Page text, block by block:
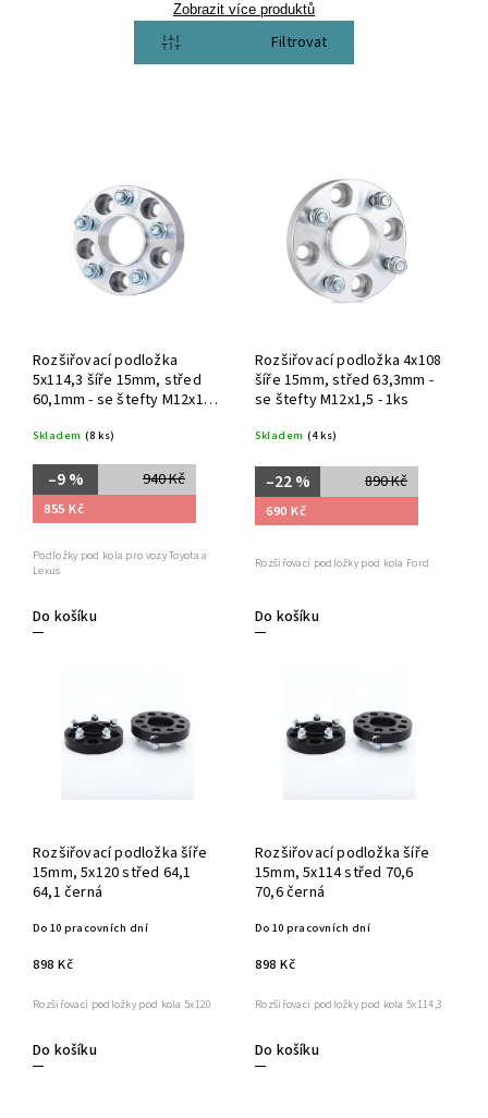
Zobrazit více produktů
Otevřít filtr
Rozšiřovací podložka
5x114,3 šíře 15mm, střed
60,1mm - se štefty M12x1,5
Skladem (8 ks)
940 Kč
–9 %
855 Kč
Do košíku
Podložky pod kola pro vozy Toyota a
Lexus
Rozšiřovací podložka 4x108
šíře 15mm, střed 63,3mm -
se štefty M12x1,5 - 1ks
Skladem (4 ks)
890 Kč
–22 %
690 Kč
Do košíku
Rozšiřovací podložky pod kola Ford
Rozšiřovací podložka šíře
15mm, 5x120 střed 64,1
64,1 černá
Do 10 pracovních dní
898 Kč
Do košíku
Rozšiřovací podložky pod kola 5x120
Rozšiřovací podložka šíře
15mm, 5x114 střed 70,6
70,6 černá
Do 10 pracovních dní
898 Kč
Do košíku
Rozšiřovací podložky pod kola 5x114,3